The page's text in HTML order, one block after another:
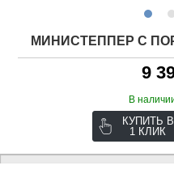
МИНИСТЕППЕР С
9
В
КУПИТЬ В
1 КЛИК